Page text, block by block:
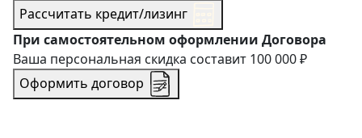
Рассчитать кредит/лизинг
При самостоятельном оформлении Договора
Ваша персональная скидка составит 100 000 ₽
Оформить договор